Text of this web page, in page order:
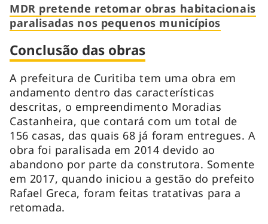
MDR pretende retomar obras habitacionais
paralisadas nos pequenos municípios
Conclusão das obras
A prefeitura de Curitiba tem uma obra em
andamento dentro das características
descritas, o empreendimento Moradias
Castanheira, que contará com um total de
156 casas, das quais 68 já foram entregues. A
obra foi paralisada em 2014 devido ao
abandono por parte da construtora. Somente
em 2017, quando iniciou a gestão do prefeito
Rafael Greca, foram feitas tratativas para a
retomada.